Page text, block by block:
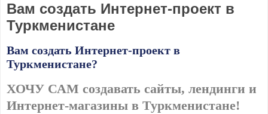
Вам создать Интернет-проект в
Туркменистане
Вам создать Интернет-проект в
Туркменистане?
ХОЧУ САМ создавать сайты, лендинги и
Интернет-магазины в Туркменистане!